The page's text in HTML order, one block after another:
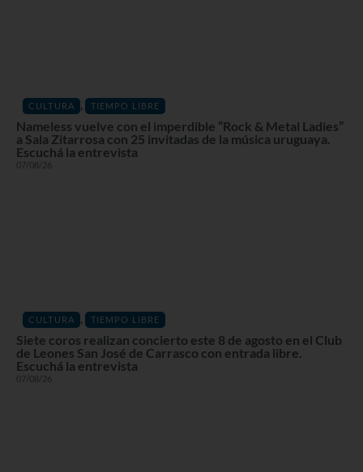
CULTURA , TIEMPO LIBRE
Nameless vuelve con el imperdible “Rock & Metal Ladies”
a Sala Zitarrosa con 25 invitadas de la música uruguaya.
Escuchá la entrevista
07/08/26
CULTURA , TIEMPO LIBRE
Siete coros realizan concierto este 8 de agosto en el Club
de Leones San José de Carrasco con entrada libre.
Escuchá la entrevista
07/08/26